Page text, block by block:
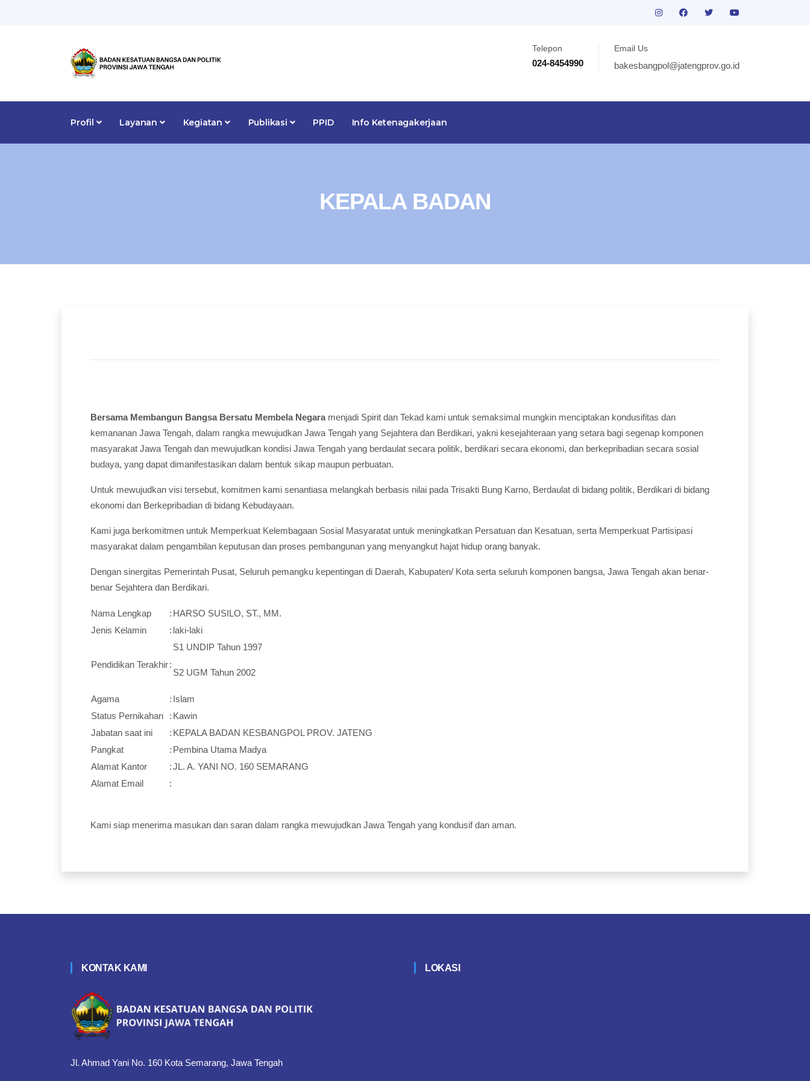
Telepon
024-8454990
Email Us
bakesbangpol@jatengprov.go.id
Profil Layanan Kegiatan Publikasi PPID Info Ketenagakerjaan
KEPALA BADAN
Bersama Membangun Bangsa Bersatu Membela Negaramenjadi Spirit dan Tekad kami untuk semaksimal mungkin menciptakan kondusifitas dan
kemananan Jawa Tengah, dalam rangka mewujudkan Jawa Tengah yang Sejahtera dan Berdikari, yakni kesejahteraan yang setara bagi segenap komponen
masyarakat Jawa Tengah dan mewujudkan kondisi Jawa Tengah yang berdaulat secara politik, berdikari secara ekonomi, dan berkepribadian secara sosial
budaya, yang dapat dimanifestasikan dalam bentuk sikap maupun perbuatan.
Untuk mewujudkan visi tersebut, komitmen kami senantiasa melangkah berbasis nilai pada Trisakti Bung Karno, Berdaulat di bidang politik, Berdikari di bidang
ekonomi dan Berkepribadian di bidang Kebudayaan.
Kami juga berkomitmen untuk Memperkuat Kelembagaan Sosial Masyaratat untuk meningkatkan Persatuan dan Kesatuan, serta Memperkuat Partisipasi
masyarakat dalam pengambilan keputusan dan proses pembangunan yang menyangkut hajat hidup orang banyak.
Dengan sinergitas Pemerintah Pusat, Seluruh pemangku kepentingan di Daerah, Kabupaten/ Kota serta seluruh komponen bangsa, Jawa Tengah akan benar-
benar Sejahtera dan Berdikari.
Nama Lengkap : HARSO SUSILO, ST., MM.
Jenis Kelamin
: laki-laki
Pendidikan Terakhir:
S1 UNDIP Tahun 1997
S2 UGM Tahun 2002
Agama : Islam
Status Pernikahan
: Kawin
Jabatan saat ini
: KEPALA BADAN KESBANGPOL PROV. JATENG
Pangkat
: Pembina Utama Madya
Alamat Kantor
:JL. A. YANI NO. 160 SEMARANG
Alamat Email
:
Kami siap menerima masukan dan saran dalam rangka mewujudkan Jawa Tengah yang kondusif dan aman.
KONTAK KAMI
Jl. Ahmad Yani No. 160 Kota Semarang, Jawa Tengah
LOKASI